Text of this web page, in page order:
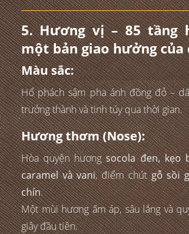
5. Hương vị – 85 tầng
một bản giao hưởng của
Màu sắc:
Hổ phách sậm pha ánh đồng đỏ –
trưởng thành và tinh túy qua thời gian.
Hương thơm (Nose):
Hòa quyện hươngsocola đen, kẹo
caramel và vani, điểm chútgỗ sồi
chín.
Một mùi hương ấm áp, sâu lắng và
giây đầu tiên.